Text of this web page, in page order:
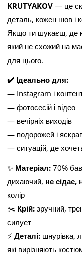
KRUTYAKOV — це
деталь, кожен шов і
Якщо ти шукаєш, де
який не схожий на
для цього.
✔️ Ідеально для:
— Instagram і
— фотосесій і відео
— вечірніх виходів
— подорожей і
— ситуацій, де
✨ Матеріал: 70%
дихаючий, не сідає,
колір
✂️ Крій: зручний,
силует
⚡ Деталі: шнурівка,
які вирізняють